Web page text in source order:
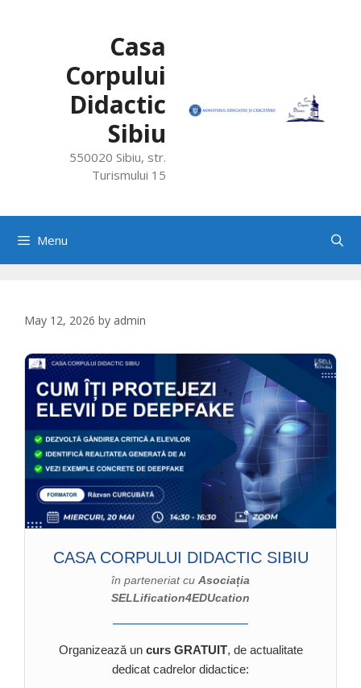
Casa
Corpului
Didactic
Sibiu
550020 Sibiu, str.
Turismului 15
Menu
May 12, 2026 by admin
CASA CORPULUI DIDACTIC SIBIU
în parteneriat cu Asociația
SELLification4EDUcation
Organizează un curs GRATUIT, de actualitate
dedicat cadrelor didactice: